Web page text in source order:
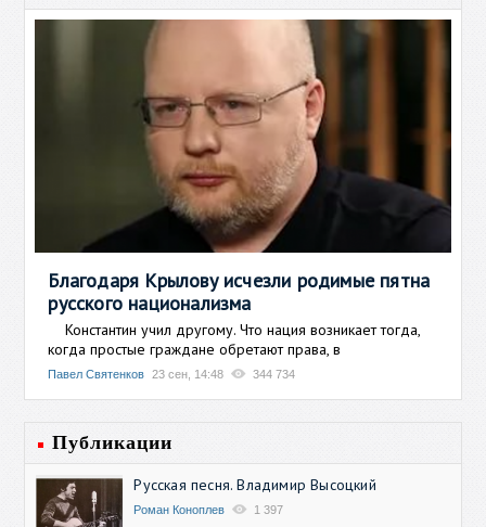
Благодаря Крылову исчезли родимые пятна
русского национализма
Константин учил другому. Что нация возникает тогда,
когда простые граждане обретают права, в
Павел Святенков 23 сен, 14:48 344 734
Публикации
Русская песня. Владимир Высоцкий
Роман Коноплев 1 397